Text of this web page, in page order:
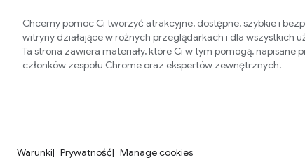
Chcemy pomóc Ci tworzyć atrakcyjne, dostępne, szybkie i
witryny działające w różnych przeglądarkach i dla wszystkich
Ta strona zawiera materiały, które Ci w tym pomogą, napisane
członków zespołu Chrome oraz ekspertów zewnętrznych.
Warunki Prywatność Manage cookies